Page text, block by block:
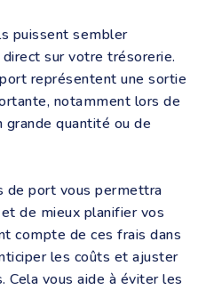
puissent sembler
sur votre trésorerie.
représentent une sortie
notamment lors de
grande quantité ou de
de port vous permettra
de mieux planifier vos
compte de ces frais dans
les coûts et ajuster
Cela vous aide à éviter les